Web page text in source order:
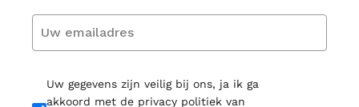
Uw gegevens zijn veilig bij ons, ja ik ga
akkoord met de privacy politiek van